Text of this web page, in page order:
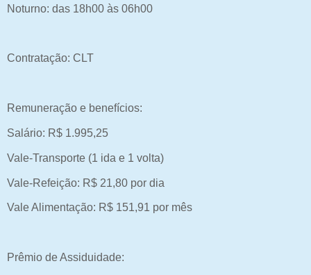
Noturno: das 18h00 às 06h00
Contratação: CLT
Remuneração e benefícios:
Salário: R$ 1.995,25
Vale-Transporte (1 ida e 1 volta)
Vale-Refeição: R$ 21,80 por dia
Vale Alimentação: R$ 151,91 por mês
Prêmio de Assiduidade: